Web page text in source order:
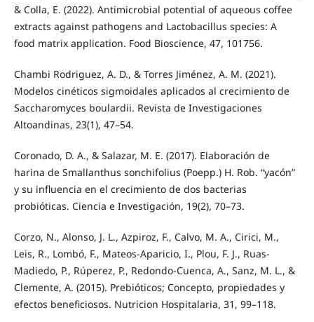
& Colla, E. (2022). Antimicrobial potential of aqueous coffee
extracts against pathogens and Lactobacillus species: A
food matrix application. Food Bioscience, 47, 101756.
Chambi Rodriguez, A. D., & Torres Jiménez, A. M. (2021).
Modelos cinéticos sigmoidales aplicados al crecimiento de
Saccharomyces boulardii. Revista de Investigaciones
Altoandinas, 23(1), 47–54.
Coronado, D. A., & Salazar, M. E. (2017). Elaboración de
harina de Smallanthus sonchifolius (Poepp.) H. Rob. “yacón”
y su influencia en el crecimiento de dos bacterias
probióticas. Ciencia e Investigación, 19(2), 70–73.
Corzo, N., Alonso, J. L., Azpiroz, F., Calvo, M. A., Cirici, M.,
Leis, R., Lombó, F., Mateos-Aparicio, I., Plou, F. J., Ruas-
Madiedo, P., Rúperez, P., Redondo-Cuenca, A., Sanz, M. L., &
Clemente, A. (2015). Prebióticos; Concepto, propiedades y
efectos beneficiosos. Nutricion Hospitalaria, 31, 99–118.